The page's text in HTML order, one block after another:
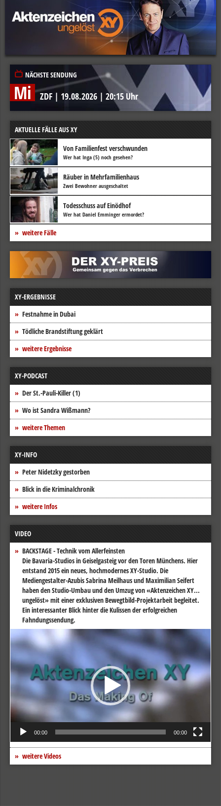
NÄCHSTE SENDUNG
Mi ZDF | 19.08.2026 | 20:15 Uhr
AKTUELLE FÄLLE AUS XY
Von Familienfest verschwunden
Wer hat Inga (5) noch gesehen?
Räuber in Mehrfamilienhaus
Zwei Bewohner ausgeschaltet
Todesschuss auf Einödhof
Wer hat Daniel Emminger ermordet?
weitere Fälle
XY-ERGEBNISSE
Festnahme in Dubai
Tödliche Brandstiftung geklärt
weitere Ergebnisse
XY-PODCAST
Der St.-Pauli-Killer (1)
Wo ist Sandra Wißmann?
weitere Themen
XY-INFO
Peter Nidetzky gestorben
Blick in die Kriminalchronik
weitere Infos
VIDEO
BACKSTAGE - Technik vom Allerfeinsten
Die Bavaria-Studios in Geiselgasteig vor den Toren Münchens. Hier
entstand 2015 ein neues, hochmodernes XY-Studio. Die
Mediengestalter-Azubis Sabrina Meilhaus und Maximilian Seifert
haben den Studio-Umbau und den Umzug von «Aktenzeichen XY...
ungelöst» mit einer exklusiven Bewegtbild-Projektarbeit begleitet.
Ein interessanter Blick hinter die Kulissen der erfolgreichen
Fahndungssendung.
Video-
Player
00:00 00:00
weitere Videos